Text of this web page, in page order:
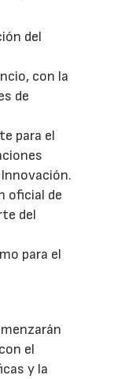
del
con la
de
para el
oficial de
del
para el
el
y la